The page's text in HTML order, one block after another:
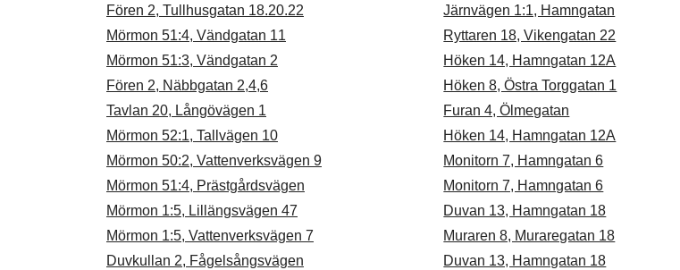
Fören 2, Tullhusgatan 18.20.22
Mörmon 51:4, Vändgatan 11
Mörmon 51:3, Vändgatan 2
Fören 2, Näbbgatan 2,4,6
Tavlan 20, Långövägen 1
Mörmon 52:1, Tallvägen 10
Mörmon 50:2, Vattenverksvägen 9
Mörmon 51:4, Prästgårdsvägen
Mörmon 1:5, Lillängsvägen 47
Mörmon 1:5, Vattenverksvägen 7
Duvkullan 2, Fågelsångsvägen
Järnvägen 1:1, Hamngatan
Ryttaren 18, Vikengatan 22
Höken 14, Hamngatan 12A
Höken 8, Östra Torggatan 1
Furan 4, Ölmegatan
Höken 14, Hamngatan 12A
Monitorn 7, Hamngatan 6
Monitorn 7, Hamngatan 6
Duvan 13, Hamngatan 18
Muraren 8, Muraregatan 18
Duvan 13, Hamngatan 18